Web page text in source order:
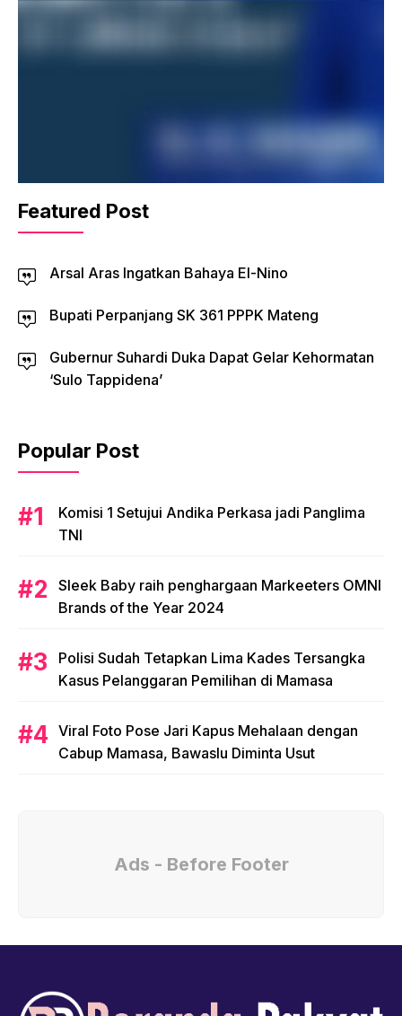
Featured Post
Arsal Aras Ingatkan Bahaya El-Nino
Bupati Perpanjang SK 361 PPPK Mateng
Gubernur Suhardi Duka Dapat Gelar Kehormatan
‘Sulo Tappidena’
Popular Post
Komisi 1 Setujui Andika Perkasa jadi Panglima
TNI
Sleek Baby raih penghargaan Markeeters OMNI
Brands of the Year 2024
Polisi Sudah Tetapkan Lima Kades Tersangka
Kasus Pelanggaran Pemilihan di Mamasa
Viral Foto Pose Jari Kapus Mehalaan dengan
Cabup Mamasa, Bawaslu Diminta Usut
Ads - Before Footer